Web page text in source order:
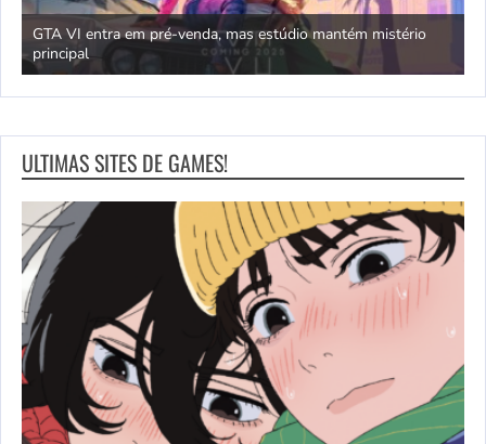
GTA VI entra em pré-venda, mas estúdio mantém mistério
principal
ULTIMAS SITES DE GAMES!